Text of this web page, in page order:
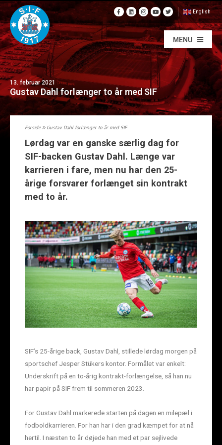
English
MENU
13. februar 2021
Gustav Dahl forlænger to år med SIF
Forside» Gustav Dahl forlænger to år med SIF
Lørdag var en ganske særlig dag for
SIF-backen Gustav Dahl. Længe var
karrieren i fare, men nu har den 25-
årige forsvarer forlænget sin kontrakt
med to år.
SIF’s 25-årige back, Gustav Dahl, stillede lørdag morgen på
sportschef Jesper Stükers kontor. Formålet var enkelt:
Underskrift på en to-årig kontrakt-forlængelse, så han nu
har papir på SIF frem til sommeren 2023.
For Gustav Dahl markerede starten på dagen en milepæl i
fodboldkarrieren. For han har i den grad kæmpet for at nå
hertil. I næsten to år døjede han med et par sejlivede